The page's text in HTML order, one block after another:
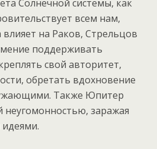
Солнечной системы, как
всем нам,
на Раков, Стрельцов
поддерживать
свой авторитет,
обретать вдохновение
Также Юпитер
неугомонностью, заражая